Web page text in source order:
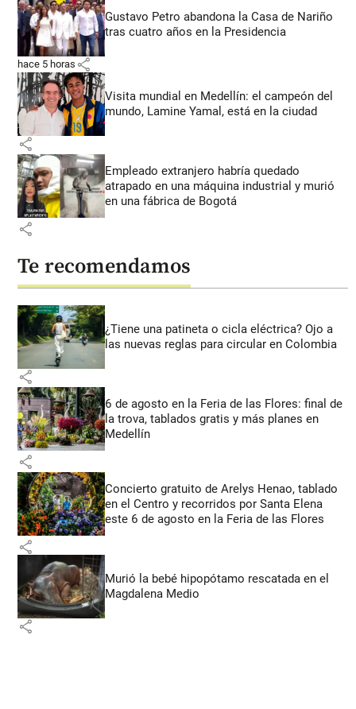
Gustavo Petro abandona la Casa de Nariño
tras cuatro años en la Presidencia
hace 5 horas share
Visita mundial en Medellín: el campeón del
mundo, Lamine Yamal, está en la ciudad
share
Empleado extranjero habría quedado
atrapado en una máquina industrial y murió
en una fábrica de Bogotá
share
Te recomendamos
¿Tiene una patineta o cicla eléctrica? Ojo a
las nuevas reglas para circular en Colombia
share
6 de agosto en la Feria de las Flores: final de
la trova, tablados gratis y más planes en
Medellín
share
Concierto gratuito de Arelys Henao, tablado
en el Centro y recorridos por Santa Elena
este 6 de agosto en la Feria de las Flores
share
Murió la bebé hipopótamo rescatada en el
Magdalena Medio
share